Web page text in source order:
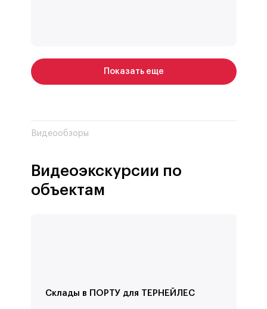
Показать еще
Видеообзоры
Видеоэкскурсии по
объектам
Склады в ПОРТУ для ТЕРНЕЙЛЕС